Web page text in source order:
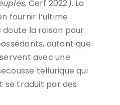
, Cerf 2022). La
fournir l’ultime
doute la raison pour
autant que
avec une
tellurique qui
se traduit par des